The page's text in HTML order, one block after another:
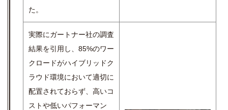
た。
実際にガートナー社の調査
結果を引用し、85%のワー
クロードがハイブリッドク
ラウド環境において適切に
配置されておらず、高いコ
ストや低いパフォーマン